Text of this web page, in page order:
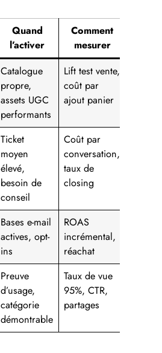
Quand
l’activer
Comment
mesurer
Catalogue
propre,
assets UGC
performants
Lift test vente,
coût par
ajout panier
Ticket
moyen
élevé,
besoin de
conseil
Coût par
conversation,
taux de
closing
Bases e-mail
actives, opt-
ins
ROAS
incrémental,
réachat
Preuve
d’usage,
catégorie
démontrable
Taux de vue
95%, CTR,
partages